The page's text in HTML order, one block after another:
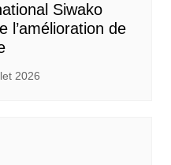
Siwako
l’amélioration de
2026